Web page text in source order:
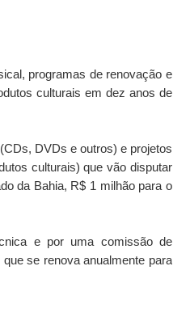
programas de renovação e
culturais em dez anos de
DVDs e outros) e projetos
culturais) que vão disputar
da Bahia, R$ 1 milhão para o
e por uma comissão de
se renova anualmente para